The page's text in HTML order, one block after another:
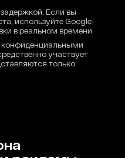
Если вы
используйте Google-
в реальном времени.
конфиденциальными
участвует
только